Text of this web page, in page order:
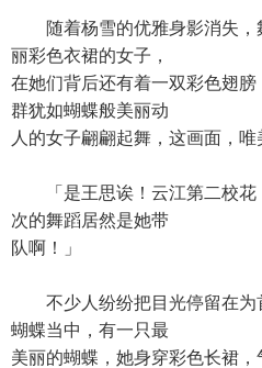
随着杨雪的优雅身影消失，
丽彩色衣裙的女子，
在她们背后还有着一双彩色翅
群犹如蝴蝶般美丽动
人的女子翩翩起舞，这画面，唯
「是王思诶！云江第二校花
次的舞蹈居然是她带
队啊！」
不少人纷纷把目光停留在为
蝴蝶当中，有一只最
美丽的蝴蝶，她身穿彩色长裙